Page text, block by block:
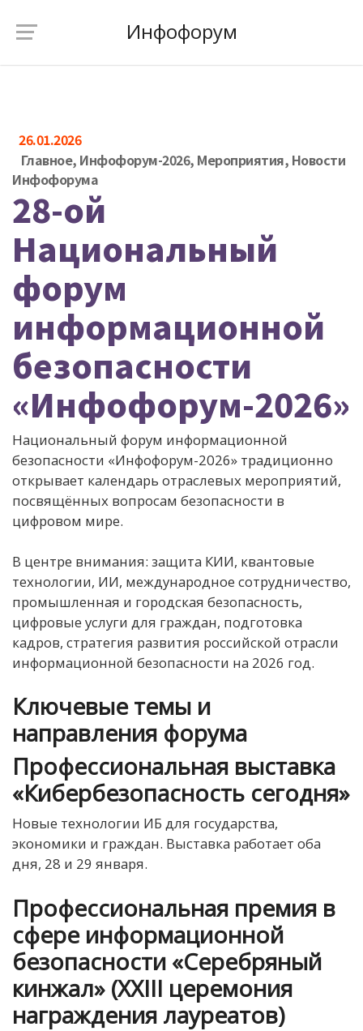
Инфофорум
26.01.2026
Главное, Инфофорум-2026, Мероприятия, Новости
Инфофорума
28-ой
Национальный
форум
информационной
безопасности
«Инфофорум-2026»
Национальный форум информационной
безопасности «Инфофорум-2026» традиционно
открывает календарь отраслевых мероприятий,
посвящённых вопросам безопасности в
цифровом мире.
В центре внимания: защита КИИ, квантовые
технологии, ИИ, международное сотрудничество,
промышленная и городская безопасность,
цифровые услуги для граждан, подготовка
кадров, стратегия развития российской отрасли
информационной безопасности на 2026 год.
Ключевые темы и
направления форума
Профессиональная выставка
«Кибербезопасность сегодня»
Новые технологии ИБ для государства,
экономики и граждан. Выставка работает оба
дня, 28 и 29 января.
Профессиональная премия в
сфере информационной
безопасности «Серебряный
кинжал» (XXIII церемония
награждения лауреатов)